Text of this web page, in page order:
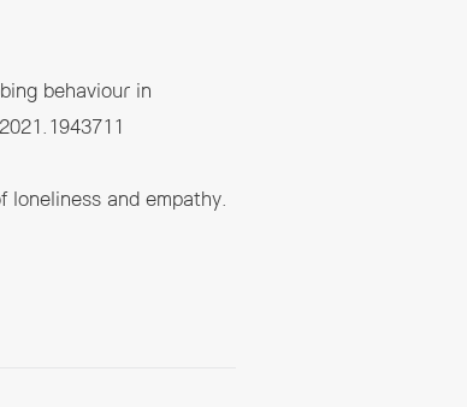
behaviour in
and empathy.